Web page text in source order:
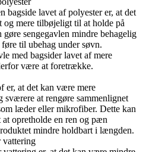
bagside lavet af polyester er, at det
mere tilbøjeligt til at holde på
sengegavlen mindre behagelig
til ubehag under søvn.
med bagsider lavet af mere
være at foretrække.
er, at det kan være mere
sværere at rengøre sammenlignet
læder eller mikrofiber. Dette kan
opretholde en ren og pæn
mindre holdbart i længden.
vattering